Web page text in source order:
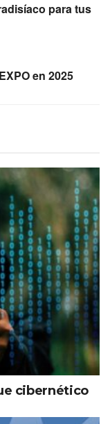
para tus
en 2025
cibernético